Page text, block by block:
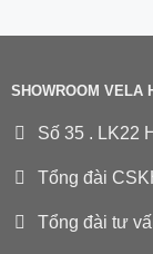
SHOWROOM VELA
Số 35 . LK22
Tổng đài
Tổng đài tư